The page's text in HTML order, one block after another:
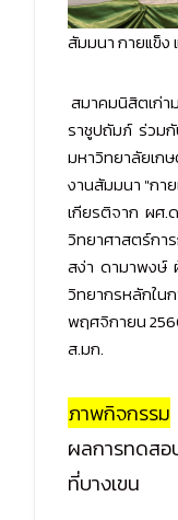
สัมมนา กายแข็ง
สมาคมนิสิตเก่า
ราชูปถัมภ์ ร่วม
มหาวิทยาลัยเก
งานสัมมนา "กา
เกียรติจาก ผ
วิทยาศาสตร์กา
สง่า ดามาพงษ์
วิทยากรหลักใน
พฤศจิกายน
ส.มก.
ภาพกิจกรรม
ผลการทดส
ที่บางเขน